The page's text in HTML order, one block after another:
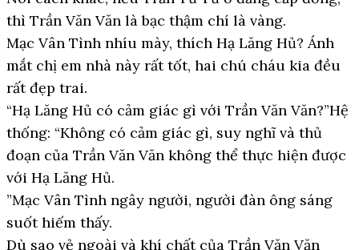
thì Trần Văn Văn là bạc thậm chí là vàng.
Mạc Vân Tình nhíu mày, thích Hạ Lăng Hủ? Ánh
mắt chị em nhà này rất tốt, hai chú cháu kia đều
rất đẹp trai.
“Hạ Lăng Hủ có cảm giác gì với Trần Văn Văn?”Hệ
thống: “Không có cảm giác gì, suy nghĩ và thủ
đoạn của Trần Văn Văn không thể thực hiện được
với Hạ Lăng Hủ.
”Mạc Vân Tình ngây người, người đàn ông sáng
suốt hiếm thấy.
Dù sao vẻ ngoài và khí chất của Trần Văn Văn